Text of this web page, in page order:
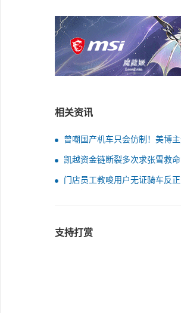
相关资讯
曾嘲国产机车只会仿制！美博
出这么强的摩托
凯越资金链断裂多次求张雪救
门店员工教唆用户无证骑车反
支持打赏